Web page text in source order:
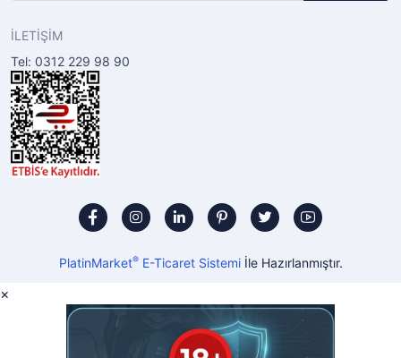
İLETİŞİM
Tel: 0312 229 98 90
PlatinMarket®E-Ticaret Sistemiİle Hazırlanmıştır.
×